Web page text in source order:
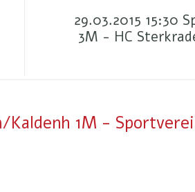
29.03.2015 15:30
3M - HC
Kaldenh 1M -